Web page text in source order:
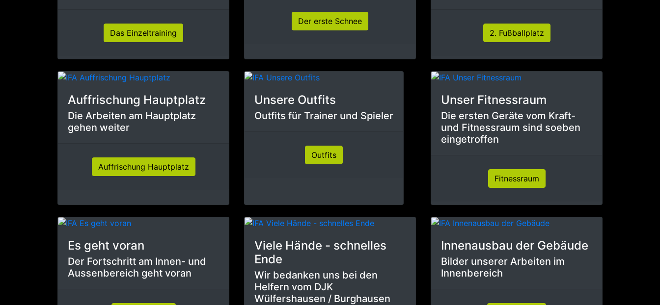
Das Einzeltraining
Der erste Schnee
2. Fußballplatz
Auffrischung Hauptplatz
Die Arbeiten am Hauptplatz
gehen weiter
Auffrischung Hauptplatz
Unsere Outfits
Outfits für Trainer und Spieler
Outfits
Unser Fitnessraum
Die ersten Geräte vom Kraft-
und Fitnessraum sind soeben
eingetroffen
Fitnessraum
Es geht voran
Der Fortschritt am Innen- und
Aussenbereich geht voran
Viele Hände - schnelles
Ende
Wir bedanken uns bei den
Helfern vom DJK
Wülfershausen / Burghausen
Innenausbau der Gebäude
Bilder unserer Arbeiten im
Innenbereich